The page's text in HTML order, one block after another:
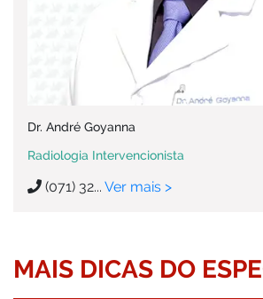
Dr. André Goyanna
Radiologia Intervencionista
(071) 32... Ver mais >
MAIS DICAS DO